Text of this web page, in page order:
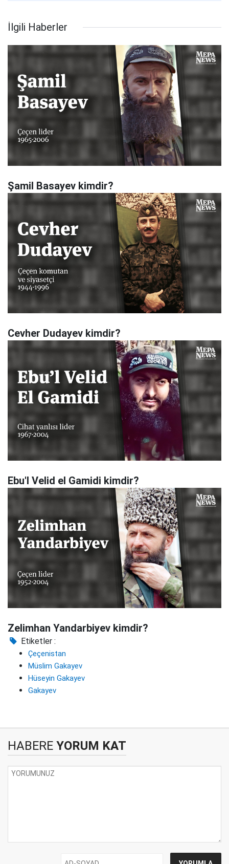
İlgili Haberler
Şamil Basayev kimdir?
Cevher Dudayev kimdir?
Ebu'l Velid el Gamidi kimdir?
Zelimhan Yandarbiyev kimdir?
Etiketler :
Çeçenistan
Müslim Gakayev
Hüseyin Gakayev
Gakayev
HABERE YORUM KAT